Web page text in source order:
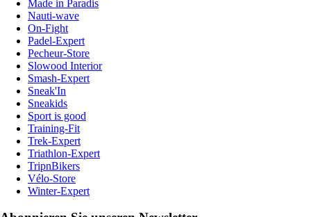
Made in Paradis
Nauti-wave
On-Fight
Padel-Expert
Pecheur-Store
Slowood Interior
Smash-Expert
Sneak'In
Sneakids
Sport is good
Training-Fit
Trek-Expert
Triathlon-Expert
TripnBikers
Vélo-Store
Winter-Expert